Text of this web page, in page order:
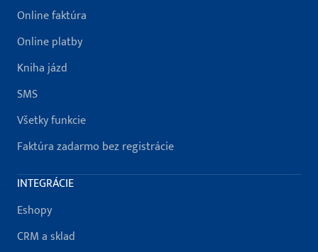
Online faktúra
Online platby
Kniha jázd
SMS
Všetky funkcie
Faktúra zadarmo bez registrácie
INTEGRÁCIE
Eshopy
CRM a sklad